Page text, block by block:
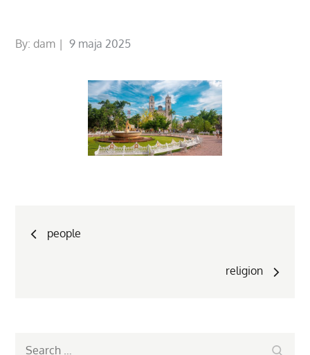
By:dam
Posted
9 maja 2025
Nawigacja
people
religion